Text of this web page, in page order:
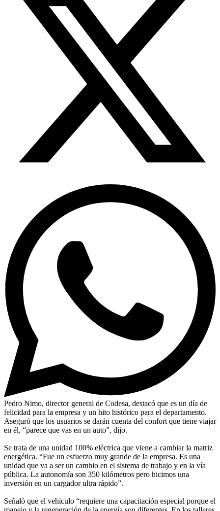
Pedro Nimo, director general de Codesa, destacó que es un día de
felicidad para la empresa y un hito histórico para el departamento.
Aseguró que los usuarios se darán cuenta del confort que tiene viajar
en él, “parece que vas en un auto”, dijo.
Se trata de una unidad 100% eléctrica que viene a cambiar la matriz
energética. “Fue un esfuerzo muy grande de la empresa. Es una
unidad que va a ser un cambio en el sistema de trabajo y en la vía
pública. La autonomía son 350 kilómetros pero hicimos una
inversión en un cargador ultra rápido”.
Señaló que el vehículo “requiere una capacitación especial porque el